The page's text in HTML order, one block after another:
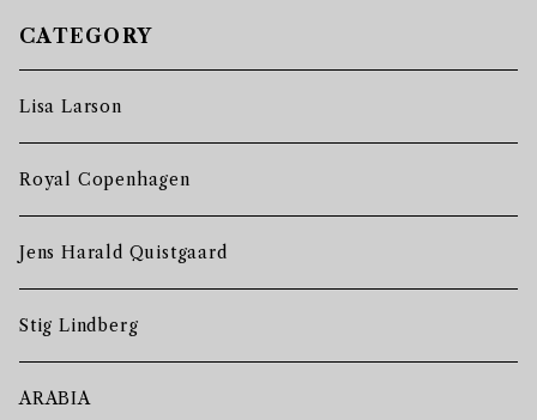
CATEGORY
Lisa Larson
Royal Copenhagen
Jens Harald Quistgaard
Stig Lindberg
ARABIA